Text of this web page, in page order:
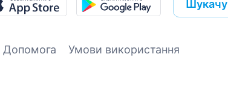
Шукачу
Допомога
Умови використання